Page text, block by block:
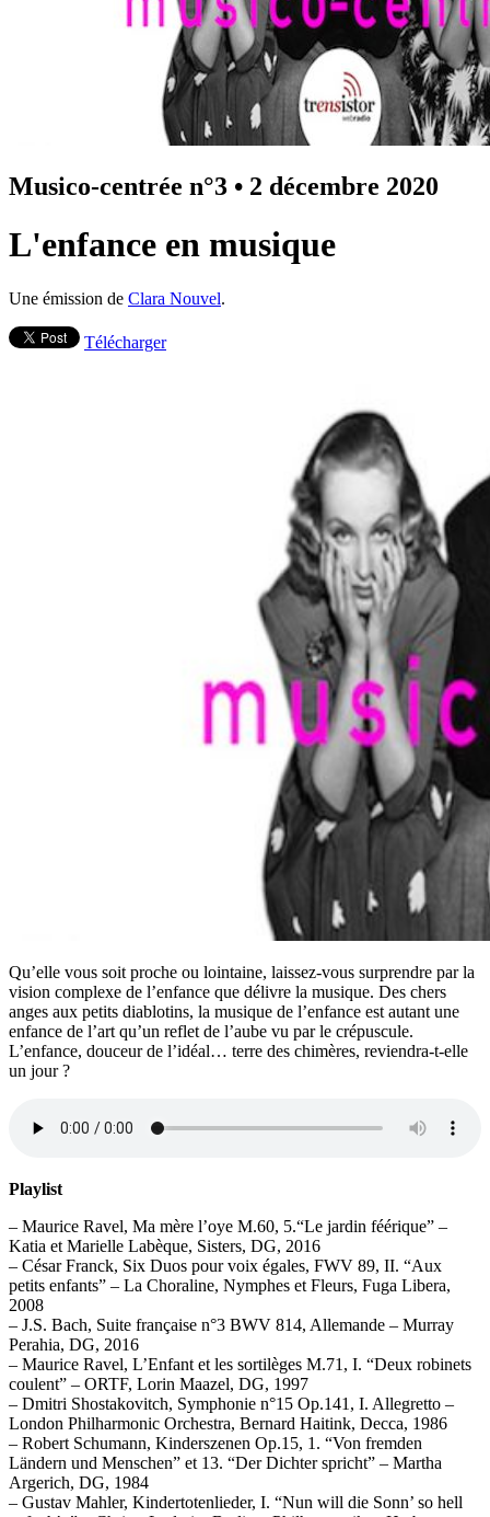
Musico-centrée n°3 • 2 décembre 2020
L'enfance en musique
Une émission de Clara Nouvel.
Télécharger
Qu’elle vous soit proche ou lointaine, laissez-vous surprendre par la
vision complexe de l’enfance que délivre la musique. Des chers
anges aux petits diablotins, la musique de l’enfance est autant une
enfance de l’art qu’un reflet de l’aube vu par le crépuscule.
L’enfance, douceur de l’idéal… terre des chimères, reviendra-t-elle
un jour ?
Playlist
– Maurice Ravel, Ma mère l’oye M.60, 5.“Le jardin féérique” –
Katia et Marielle Labèque, Sisters, DG, 2016
– César Franck, Six Duos pour voix égales, FWV 89, II. “Aux
petits enfants” – La Choraline, Nymphes et Fleurs, Fuga Libera,
2008
– J.S. Bach, Suite française n°3 BWV 814, Allemande – Murray
Perahia, DG, 2016
– Maurice Ravel, L’Enfant et les sortilèges M.71, I. “Deux robinets
coulent” – ORTF, Lorin Maazel, DG, 1997
– Dmitri Shostakovitch, Symphonie n°15 Op.141, I. Allegretto –
London Philharmonic Orchestra, Bernard Haitink, Decca, 1986
– Robert Schumann, Kinderszenen Op.15, 1. “Von fremden
Ländern und Menschen” et 13. “Der Dichter spricht” – Martha
Argerich, DG, 1984
– Gustav Mahler, Kindertotenlieder, I. “Nun will die Sonn’ so hell